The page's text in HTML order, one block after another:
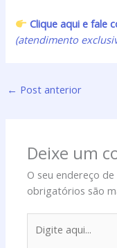
Clique aqui e fale
(atendimento
← Post anterior
Deixe um
O seu endereço
obrigatórios são
aqui...